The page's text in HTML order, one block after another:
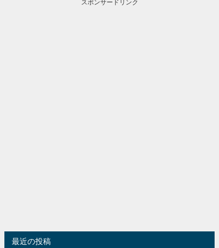
スポンサードリンク
最近の投稿